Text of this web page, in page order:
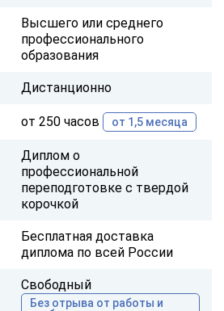
Высшего или среднего
профессионального
образования
Дистанционно
от 250 часов от 1,5 месяца
Диплом о
профессиональной
переподготовке с твердой
корочкой
Бесплатная доставка
диплома по всей России
Свободный
Без отрыва от работы и